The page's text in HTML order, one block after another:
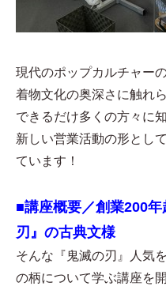
現代のポップカルチャー
着物文化の奥深さに触れ
できるだけ多くの方々に
新しい営業活動の形とし
ています！
■講座概要／創業200
刃』の古典文様
そんな『鬼滅の刃』人気
の柄について学ぶ講座を